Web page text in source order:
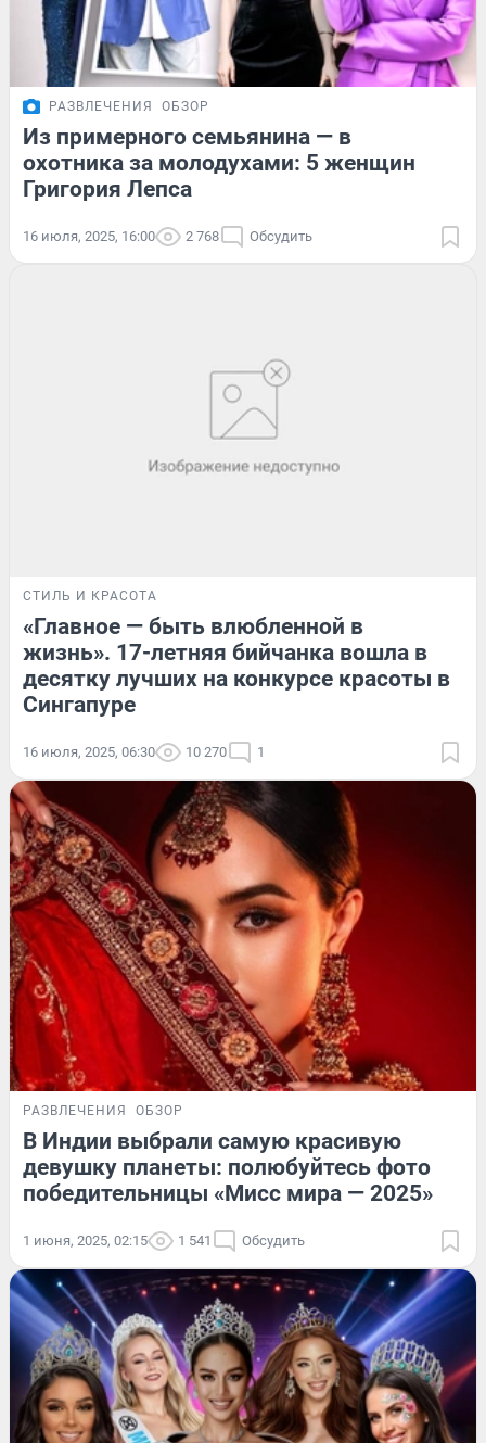
РАЗВЛЕЧЕНИЯ ОБЗОР
Из примерного семьянина — в
охотника за молодухами: 5 женщин
Григория Лепса
16 июля, 2025, 16:00 2 768 Обсудить
СТИЛЬ И КРАСОТА
«Главное — быть влюбленной в
жизнь». 17-летняя бийчанка вошла в
десятку лучших на конкурсе красоты в
Сингапуре
16 июля, 2025, 06:30 10 270 1
РАЗВЛЕЧЕНИЯ ОБЗОР
В Индии выбрали самую красивую
девушку планеты: полюбуйтесь фото
победительницы «Мисс мира — 2025»
1 июня, 2025, 02:15 1 541 Обсудить